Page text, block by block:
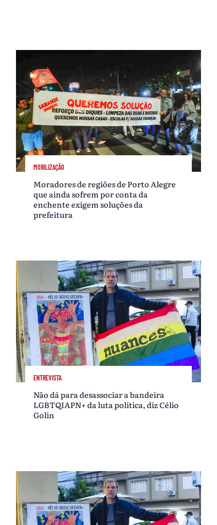
MOBILIZAÇÃO
Moradores de regiões de Porto Alegre
que ainda sofrem por conta da
enchente exigem soluções da
prefeitura
ENTREVISTA
Não dá para desassociar a bandeira
LGBTQIAPN+ da luta política, diz Célio
Golin